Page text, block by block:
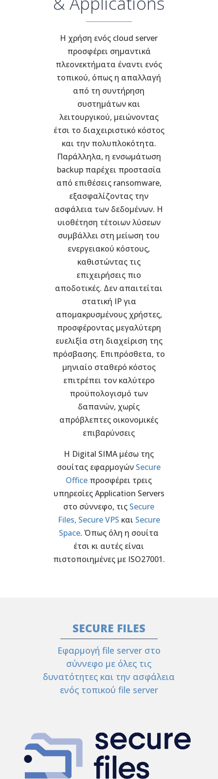
Η χρήση ενός cloud server
προσφέρει σημαντικά
πλεονεκτήματα έναντι ενός
τοπικού, όπως η απαλλαγή
από τη συντήρηση
συστημάτων και
λειτουργικού, μειώνοντας
έτσι το διαχειριστικό κόστος
και την πολυπλοκότητα.
Παράλληλα, η ενσωμάτωση
backup παρέχει προστασία
από επιθέσεις ransomware,
εξασφαλίζοντας την
ασφάλεια των δεδομένων. Η
υιοθέτηση τέτοιων λύσεων
συμβάλλει στη μείωση του
ενεργειακού κόστους,
καθιστώντας τις
επιχειρήσεις πιο
αποδοτικές. Δεν απαιτείται
στατική IP για
απομακρυσμένους χρήστες,
προσφέροντας μεγαλύτερη
ευελιξία στη διαχείριση της
πρόσβασης. Επιπρόσθετα, το
μηνιαίο σταθερό κόστος
επιτρέπει τον καλύτερο
προϋπολογισμό των
δαπανών, χωρίς
απρόβλεπτες οικονομικές
επιβαρύνσεις
Η Digital SIMA μέσω της
σουίτας εφαρμογών Secure
Office προσφέρει τρεις
υπηρεσίες Application Servers
στο σύννεφο, τις Secure
Files, Secure VPS και Secure
Space. Όπως όλη η σουίτα
έτσι κι αυτές είναι
πιστοποιημένες με ISO27001.
SECURE FILES
Εφαρμογή file server στο
σύννεφο με όλες τις
δυνατότητες και την ασφάλεια
ενός τοπικού file server